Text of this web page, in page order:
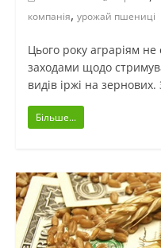
компанія, урожай пшениці
Цього року аграріям
заходами щодо
видів іржі на
Більше...